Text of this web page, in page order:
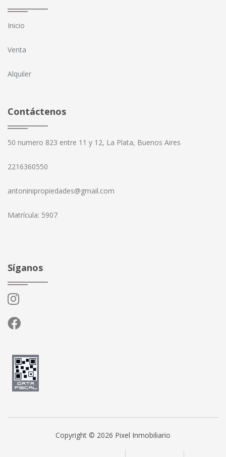
Inicio
Venta
Alquiler
Contáctenos
50 numero 823 entre 11 y 12, La Plata, Buenos Aires
2216360550
antoninipropiedades@gmail.com
Matrícula: 5907
Síganos
Copyright © 2026 Pixel Inmobiliario